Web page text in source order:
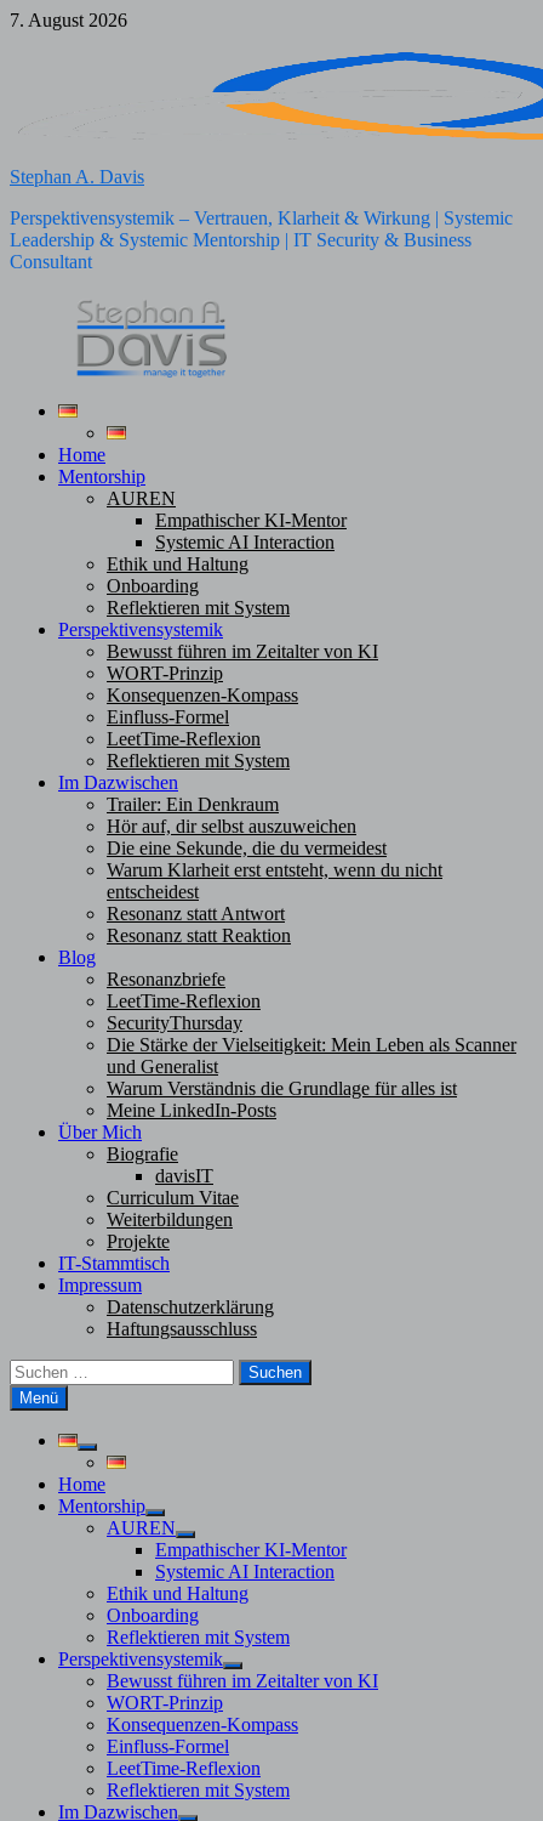
Zum
7. August 2026
Stephan A. Davis
Perspektivensystemik – Vertrauen, Klarheit & Wirkung | Systemic
Leadership & Systemic Mentorship | IT Security & Business
Consultant
Home
Mentorship
AUREN
Empathischer KI-Mentor
Systemic AI Interaction
Ethik und Haltung
Onboarding
Reflektieren mit System
Perspektivensystemik
Bewusst führen im Zeitalter von KI
WORT-Prinzip
Konsequenzen-Kompass
Einfluss-Formel
LeetTime-Reflexion
Reflektieren mit System
Im Dazwischen
Trailer: Ein Denkraum
Hör auf, dir selbst auszuweichen
Die eine Sekunde, die du vermeidest
Warum Klarheit erst entsteht, wenn du nicht
entscheidest
Resonanz statt Antwort
Resonanz statt Reaktion
Blog
Resonanzbriefe
LeetTime-Reflexion
SecurityThursday
Die Stärke der Vielseitigkeit: Mein Leben als Scanner
und Generalist
Warum Verständnis die Grundlage für alles ist
Meine LinkedIn-Posts
Über Mich
Biografie
davisIT
Curriculum Vitae
Weiterbildungen
Projekte
IT-Stammtisch
Impressum
Datenschutzerklärung
Haftungsausschluss
Suchen
nach:
Menü
Untermenü
anzeigen
Home
Mentorship
Untermenü
anzeigen
AUREN
Untermenü
anzeigen
Empathischer KI-Mentor
Systemic AI Interaction
Ethik und Haltung
Onboarding
Reflektieren mit System
Perspektivensystemik
Untermenü
anzeigen
Bewusst führen im Zeitalter von KI
WORT-Prinzip
Konsequenzen-Kompass
Einfluss-Formel
LeetTime-Reflexion
Reflektieren mit System
Im Dazwischen